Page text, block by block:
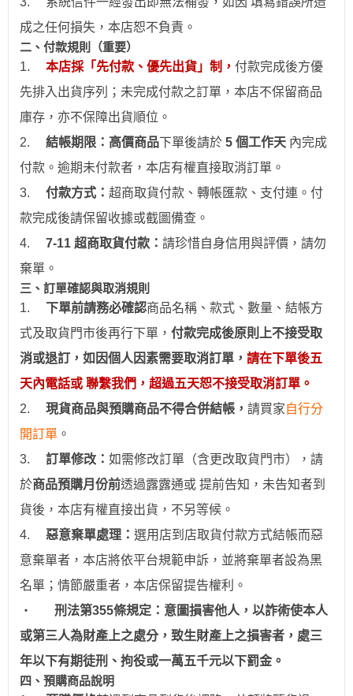
成之任何損失，本店恕不負責。
二、付款規則（重要）
1.
本店採「先付款、優先出貨」制， 付款完成後方優
先排入出貨序列；未完成付款之訂單，本店不保留商品
庫存，亦不保障出貨順位。
2.
結帳期限： 高價商品下單後請於 5 個工作天 內完成
付款。逾期未付款者，本店有權直接取消訂單。
3.
付款方式： 超商取貨付款、 轉帳匯款、支付連。付
款完成後請保留收據或截圖備查。
4.
7-11 超商取貨付款： 請珍惜自身信用與評價，請勿
棄單。
三、訂單確認與取消規則
1.
下單前請務必確認商品名稱、款式、數量、結帳方
式及取貨門市後再行下單， 付款完成後原則上不接受取
消或退訂，如因個人因素需要取消訂單， 請在下單後五
天內電話或 聯繫我們，超過五天恕不接受取消訂單。
2.
現貨商品與預購商品不得合併結帳 ， 請買家自行分
開訂單 。
3.
訂單修改： 如需修改訂單（含更改取貨門市），請
於商品預購月份前透過露露通或 提前告知，未告知者到
貨後，本店有權直接出貨，不另等候。
4.
惡意棄單處理： 選用 店到店取貨付款方式結帳而惡
意棄單者，本店將依平台規範申訴，並將棄單者設為黑
名單；情節嚴重者， 本店保留提告權利 。
‧
刑法第355條規定：意圖損害他人，以詐術使本人
或第三人為財產上之處分，致生財產上之損害者，處三
年以下有期徒刑、拘役或一萬五千元以下罰金。
四、預購商品說明